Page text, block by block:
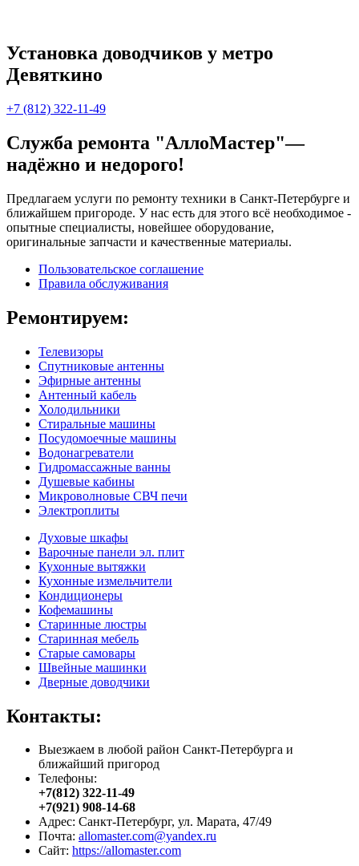
Установка доводчиков у метро
Девяткино
+7 (812) 322-11-49
Служба ремонта "АллоМастер"—
надёжно и недорого!
Предлагаем услуги по ремонту техники в Санкт-Петербурге и
ближайшем пригороде. У нас есть для этого всё необходимое -
опытные специалисты, новейшее оборудование,
оригинальные запчасти и качественные материалы.
Пользовательское соглашение
Правила обслуживания
Ремонтируем:
Телевизоры
Спутниковые антенны
Эфирные антенны
Антенный кабель
Холодильники
Стиральные машины
Посудомоечные машины
Водонагреватели
Гидромассажные ванны
Душевые кабины
Микроволновые СВЧ печи
Электроплиты
Духовые шкафы
Варочные панели эл. плит
Кухонные вытяжки
Кухонные измельчители
Кондиционеры
Кофемашины
Старинные люстры
Старинная мебель
Старые самовары
Швейные машинки
Дверные доводчики
Контакты:
Выезжаем в любой район Санкт-Петербурга и
ближайший пригород
Телефоны:
+7(812) 322-11-49
+7(921) 908-14-68
Адрес: Санкт-Петербург, ул. Марата, 47/49
Почта: allomaster.com@yandex.ru
Сайт: https://allomaster.com